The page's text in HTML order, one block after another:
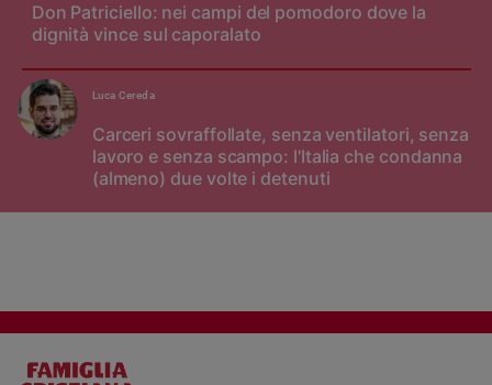
Don Patriciello: nei campi del pomodoro dove la
dignità vince sul caporalato
Carceri sovraffollate, senza ventilatori, senza
lavoro e senza scampo: l'Italia che condanna
(almeno) due volte i detenuti
Luca Cereda